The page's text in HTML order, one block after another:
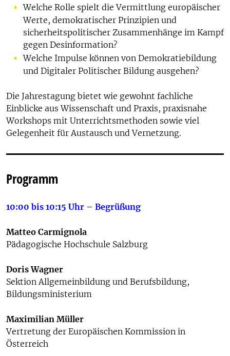
Welche Rolle spielt die Vermittlung europäischer
Werte, demokratischer Prinzipien und
sicherheitspolitischer Zusammenhänge im Kampf
gegen Desinformation?
Welche Impulse können von Demokratiebildung
und Digitaler Politischer Bildung ausgehen?
Die Jahrestagung bietet wie gewohnt fachliche
Einblicke aus Wissenschaft und Praxis, praxisnahe
Workshops mit Unterrichtsmethoden sowie viel
Gelegenheit für Austausch und Vernetzung.
Programm
10:00 bis 10:15 Uhr – Begrüßung
Matteo Carmignola
Pädagogische Hochschule Salzburg
Doris Wagner
Sektion Allgemeinbildung und Berufsbildung,
Bildungsministerium
Maximilian Müller
Vertretung der Europäischen Kommission in
Österreich